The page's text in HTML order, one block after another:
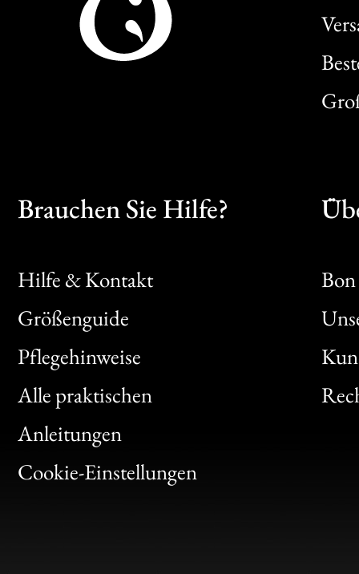
Brauchen Sie Hilfe?
Hilfe & Kontakt
Größenguide
Pflegehinweise
Alle praktischen
Anleitungen
Cookie-Einstellungen
Bon
Clic